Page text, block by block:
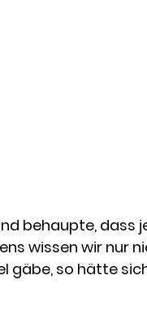
behaupte, dass
wissen wir nur
gäbe, so hätte